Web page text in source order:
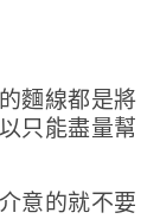
麵線都是將
只能盡量幫
意的就不要